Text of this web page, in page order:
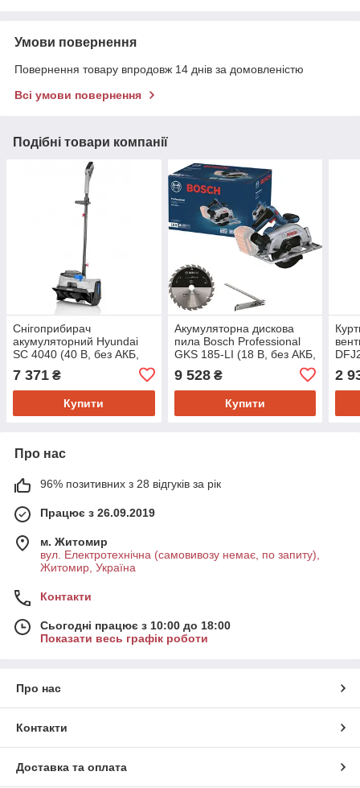
Умови повернення
Повернення товару впродовж 14 днів за домовленістю
Всі умови повернення
Подібні товари компанії
Снігоприбирач
акумуляторний Hyundai
SC 4040 (40 В, без АКБ,
7 371 ₴
Купити
Акумуляторна дискова
пила Bosch Professional
GKS 185-LI (18 В, без АКБ,
9 528₴
Купити
2
Про нас
96% позитивних з 28 відгуків за рік
Працює з 26.09.2019
м. Житомир
вул. Електротехнічна (самовивозу немає, по запиту),
Житомир, Україна
Контакти
Сьогодні працює з 10:00 до 18:00
Показати весь графік роботи
Про нас
Контакти
Доставка та оплата